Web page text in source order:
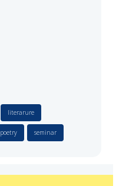
literarure
poetry seminar